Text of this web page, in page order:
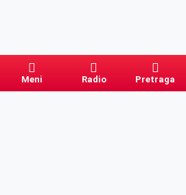
Meni Radio Pretraga